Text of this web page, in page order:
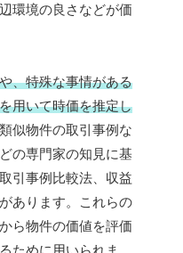
環境の良さなどが価
、特殊な事情がある
用いて時価を推定し
似物件の取引事例な
の専門家の知見に基
引事例比較法、収益
あります。これらの
ら物件の価値を評価
ために用いられま